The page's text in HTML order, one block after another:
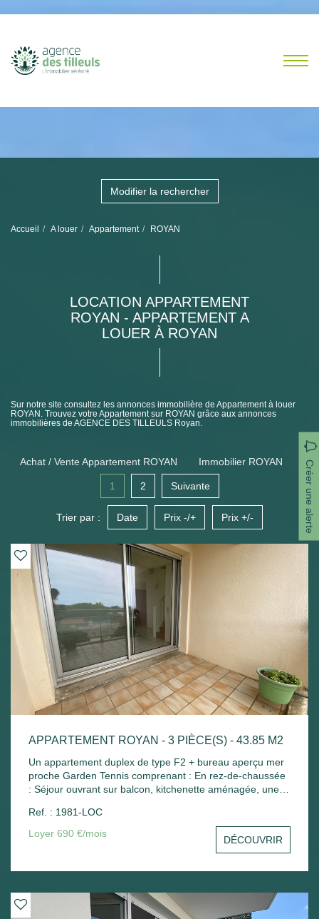
Modifier la rechercher
Accueil A louer Appartement ROYAN
LOCATION APPARTEMENT
ROYAN - APPARTEMENT A
LOUER À ROYAN
Sur notre site consultez les annonces immobilière de Appartement à louer
ROYAN. Trouvez votre Appartement sur ROYAN grâce aux annonces
immobilières de AGENCE DES TILLEULS Royan.
Achat / Vente Appartement ROYAN Immobilier ROYAN Créer une alerte
1 2 Suivante
Trier par : Date Prix -/+ Prix +/-
APPARTEMENT ROYAN - 3 PIÈCE(S) - 43.85 M2
Un appartement duplex de type F2 + bureau aperçu mer
proche Garden Tennis comprenant : En rez-de-chaussée
: Séjour ouvrant sur balcon, kitchenette aménagée, une
avec placard, une chambre mansardée, salle de bains
avec placard. Place de parking - Chauffage électrique.
Ref. : 1981-LOC
Loyer 690 €/mois
DÉCOUVRIR